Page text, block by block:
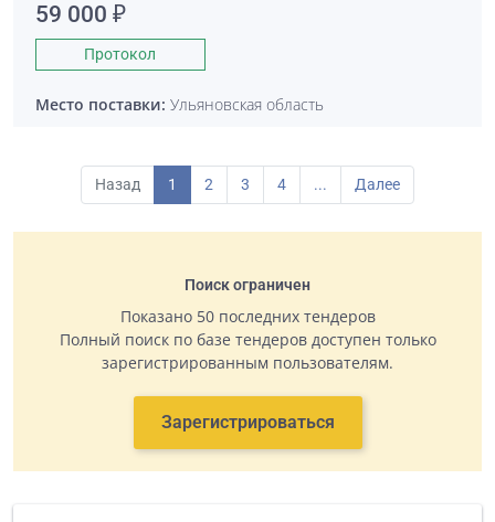
59 000 ₽
Протокол
Место поставки: Ульяновская область
Назад 1 2 3 4 ... Далее
Поиск ограничен
Показано 50 последних тендеров
Полный поиск по базе тендеров доступен только
зарегистрированным пользователям.
Зарегистрироваться